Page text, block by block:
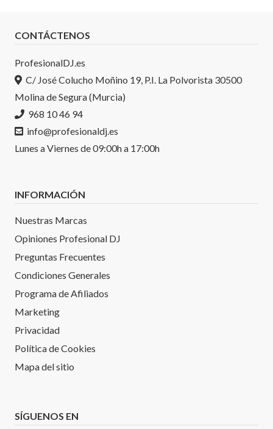
CONTÁCTENOS
ProfesionalDJ.es
C/ José Colucho Moñino 19, P.I. La Polvorista 30500
Molina de Segura (Murcia)
968 10 46 94
info@profesionaldj.es
Lunes a Viernes de 09:00h a 17:00h
INFORMACIÓN
Nuestras Marcas
Opiniones Profesional DJ
Preguntas Frecuentes
Condiciones Generales
Programa de Afiliados
Marketing
Privacidad
Política de Cookies
Mapa del sitio
SÍGUENOS EN